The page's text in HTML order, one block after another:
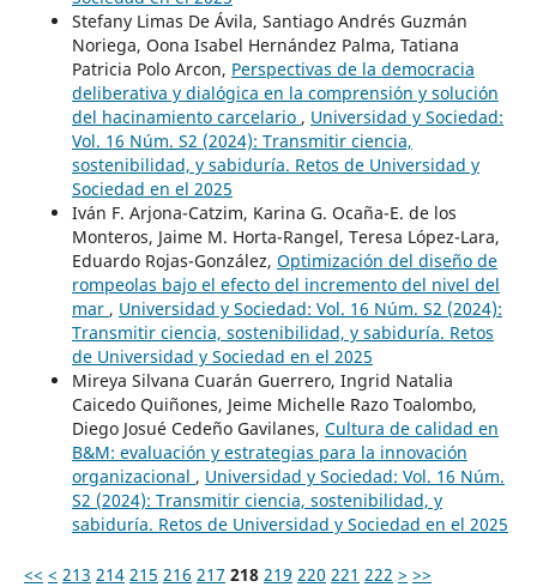
Stefany Limas De Ávila, Santiago Andrés Guzmán
Noriega, Oona Isabel Hernández Palma, Tatiana
Patricia Polo Arcon, Perspectivas de la democracia
deliberativa y dialógica en la comprensión y solución
del hacinamiento carcelario , Universidad y Sociedad:
Vol. 16 Núm. S2 (2024): Transmitir ciencia,
sostenibilidad, y sabiduría. Retos de Universidad y
Sociedad en el 2025
Iván F. Arjona-Catzim, Karina G. Ocaña-E. de los
Monteros, Jaime M. Horta-Rangel, Teresa López-Lara,
Eduardo Rojas-González, Optimización del diseño de
rompeolas bajo el efecto del incremento del nivel del
mar , Universidad y Sociedad: Vol. 16 Núm. S2 (2024):
Transmitir ciencia, sostenibilidad, y sabiduría. Retos
de Universidad y Sociedad en el 2025
Mireya Silvana Cuarán Guerrero, Ingrid Natalia
Caicedo Quiñones, Jeime Michelle Razo Toalombo,
Diego Josué Cedeño Gavilanes, Cultura de calidad en
B&M: evaluación y estrategias para la innovación
organizacional , Universidad y Sociedad: Vol. 16 Núm.
S2 (2024): Transmitir ciencia, sostenibilidad, y
sabiduría. Retos de Universidad y Sociedad en el 2025
<< < 213 214 215 216 217 218 219 220 221 222 > >>